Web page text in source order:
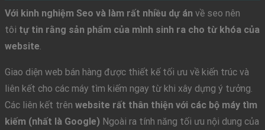
Với kinh nghiệm Seo và làm rất nhiều dự án về seo nên
tôi tự tin rằng sản phẩm của mình sinh ra cho từ khóa của
website.
Giao diện web bán hàng được thiết kế tối ưu về kiến trúc và
liên kết cho các máy tìm kiếm ngay từ khi xây dựng ý tưởng.
Các liên kết trên website rất thân thiện với các bộ máy tìm
kiếm (nhất là Google) Ngoài ra tính năng tối ưu nội dung của